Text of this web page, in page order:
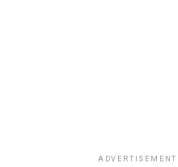
ADVERTISEMENT